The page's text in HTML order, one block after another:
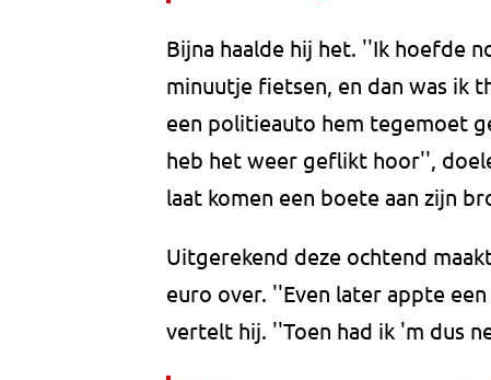
Bijna haalde hij het. ''Ik hoefde
minuutje fietsen, en dan was ik
een politieauto hem tegemoet
heb het weer geflikt hoor'',
laat komen een boete aan zijn
Uitgerekend deze ochtend
euro over. ''Even later appte
vertelt hij. ''Toen had ik 'm dus